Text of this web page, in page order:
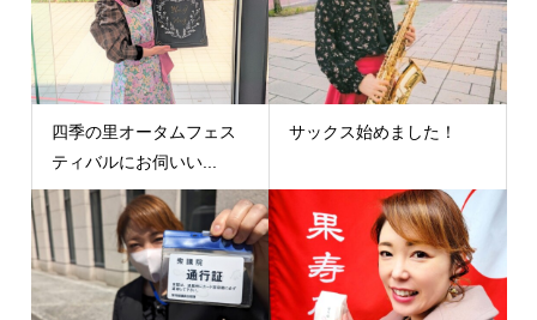
四季の里オータムフェス
ティバルにお伺いい...
サックス始めました！